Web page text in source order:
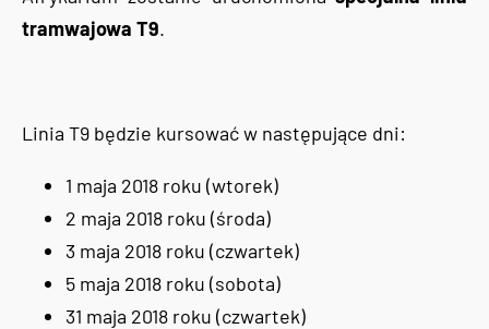
tramwajowa T9.
Linia T9 będzie kursować w następujące dni:
1 maja 2018 roku (wtorek)
2 maja 2018 roku (środa)
3 maja 2018 roku (czwartek)
5 maja 2018 roku (sobota)
31 maja 2018 roku (czwartek)